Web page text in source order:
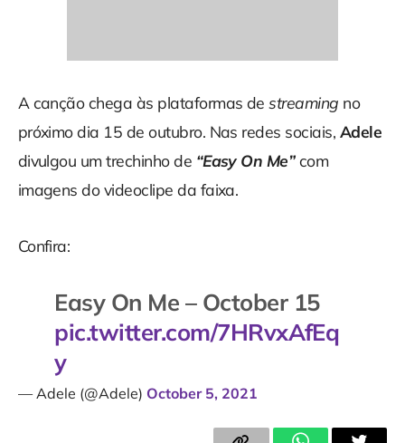
A canção chega às plataformas destreaming no
próximo dia 15 de outubro. Nas redes sociais, Adele
divulgou um trechinho de “Easy On Me”com
imagens do videoclipe da faixa.
Confira:
Easy On Me – October 15
pic.twitter.com/7HRvxAfEq
y
— Adele (@Adele) October 5, 2021